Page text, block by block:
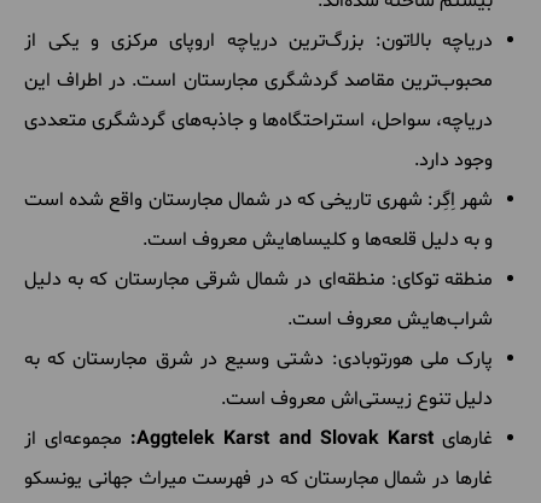
دریاچه بالاتون: بزرگ‌ترین دریاچه اروپای مرکزی و یکی از
محبوب‌ترین مقاصد گردشگری مجارستان است. در اطراف این
دریاچه، سواحل، استراحتگاه‌ها و جاذبه‌های گردشگری متعددی
وجود دارد.
شهر اِگِر: شهری تاریخی که در شمال مجارستان واقع شده است
و به دلیل قلعه‌ها و کلیساهایش معروف است.
منطقه توکای: منطقه‌ای در شمال شرقی مجارستان که به دلیل
شراب‌هایش معروف است.
پارک ملی هورتوبادی: دشتی وسیع در شرق مجارستان که به
دلیل تنوع زیستی‌اش معروف است.
غارهایAggtelek Karst and Slovak Karst:
مجموعه‌ای از
غارها در شمال مجارستان که در فهرست میراث جهانی یونسکو